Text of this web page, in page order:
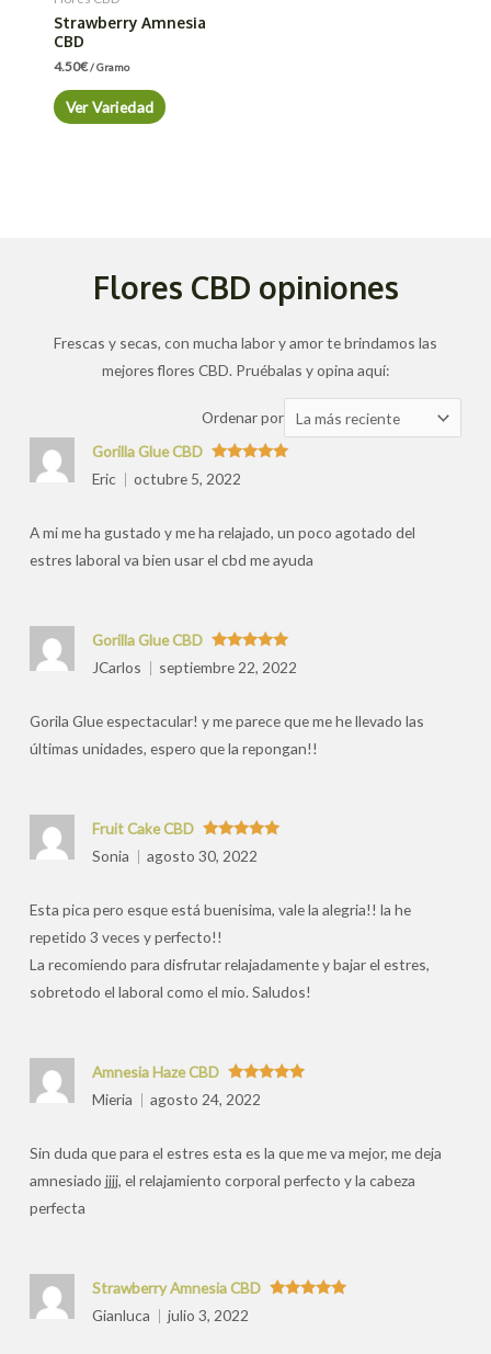
Strawberry Amnesia
CBD
4.50€/ Gramo
Ver Variedad
Flores CBD opiniones
Frescas y secas, con mucha labor y amor te brindamos las
mejores flores CBD. Pruébalas y opina aquí:
Ordenar por Ordenar
las
Valorado
con
Gorilla Glue CBD
Eric
octubre 5, 2022
A mi me ha gustado y me ha relajado, un poco agotado del
estres laboral va bien usar el cbd me ayuda
Valorado
con5de 5
Gorilla Glue CBD
JCarlos
septiembre 22, 2022
Gorila Glue espectacular! y me parece que me he llevado las
últimas unidades, espero que la repongan!!
Valorado
con5de 5
Fruit Cake CBD
Sonia
agosto 30, 2022
Esta pica pero esque está buenisima, vale la alegria!! la he
repetido 3 veces y perfecto!!
La recomiendo para disfrutar relajadamente y bajar el estres,
sobretodo el laboral como el mio. Saludos!
Valorado
con5
Amnesia Haze CBD
Mieria
agosto 24, 2022
Sin duda que para el estres esta es la que me va mejor, me deja
amnesiado jjjj, el relajamiento corporal perfecto y la cabeza
perfecta
Strawberry Amnesia CBD
Gianluca
julio 3, 2022